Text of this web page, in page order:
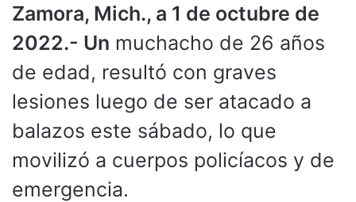
Zamora, Mich., a 1 de octubre de
2022.- Un muchacho de 26 años
de edad, resultó con graves
lesiones luego de ser atacado a
balazos este sábado, lo que
movilizó a cuerpos policíacos y de
emergencia.